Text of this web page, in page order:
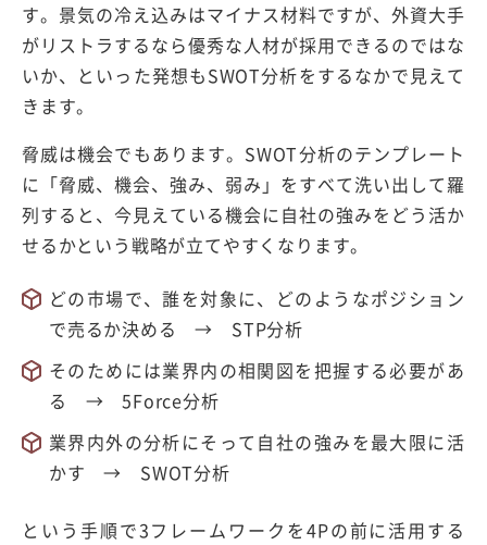
す。景気の冷え込みはマイナス材料ですが、外資大手
がリストラするなら優秀な人材が採用できるのではな
いか、といった発想もSWOT分析をするなかで見えて
きます。
脅威は機会でもあります。SWOT分析のテンプレート
に「脅威、機会、強み、弱み」をすべて洗い出して羅
列すると、今見えている機会に自社の強みをどう活か
せるかという戦略が立てやすくなります。
どの市場で、誰を対象に、どのようなポジション
で売るか決める → STP分析
そのためには業界内の相関図を把握する必要があ
る → 5Force分析
業界内外の分析にそって自社の強みを最大限に活
かす → SWOT分析
という手順で3フレームワークを4Pの前に活用する